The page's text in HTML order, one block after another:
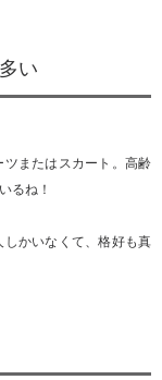
い
またはスカート。高齢
るね！
かいなくて、格好も真